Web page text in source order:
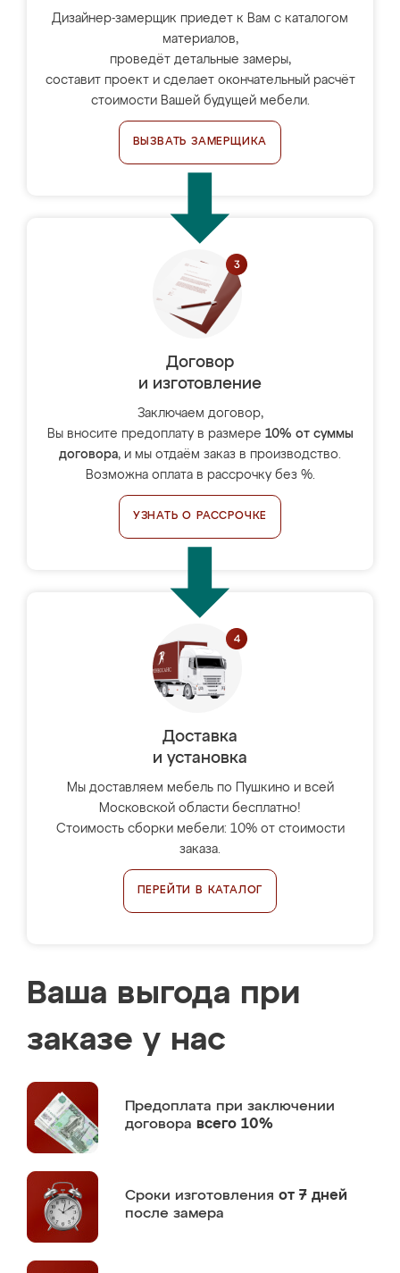
Дизайнер-замерщик приедет к Вам с каталогом
материалов,
проведёт детальные замеры,
составит проект и сделает окончательный расчёт
стоимости Вашей будущей мебели.
ВЫЗВАТЬ ЗАМЕРЩИКА
Договор
и изготовление
Заключаем договор,
Вы вносите предоплату в размере 10% от суммы
договора, и мы отдаём заказ в производство.
Возможна оплата в рассрочку без %.
УЗНАТЬ О РАССРОЧКЕ
Доставка
и установка
Мы доставляем мебель по Пушкино и всей
Московской области бесплатно!
Стоимость сборки мебели: 10% от стоимости
заказа.
ПЕРЕЙТИ В КАТАЛОГ
Ваша выгода при
заказе у нас
Предоплата при заключении
договора всего 10%
Сроки изготовления от 7 дней
после замера